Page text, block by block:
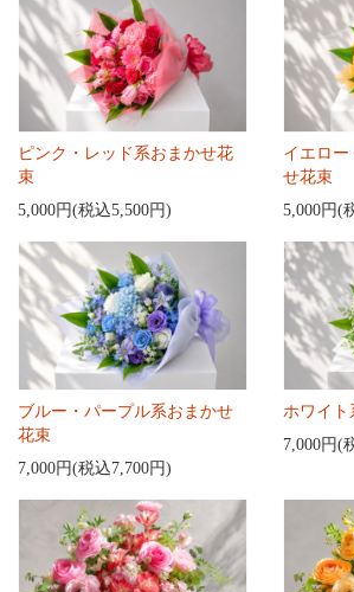
ピンク・レッド系おまかせ花
束
5,000円(税込5,500円)
イエロ
せ花束
5,000円(
ブルー・パープル系おまかせ
花束
7,000円(税込7,700円)
ホワイ
7,000円(